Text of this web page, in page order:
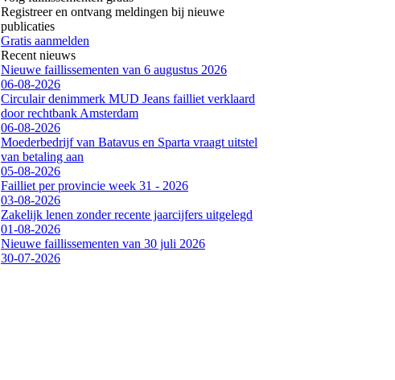
Registreer en ontvang meldingen bij nieuwe
publicaties
Gratis aanmelden
Recent nieuws
Nieuwe faillissementen van 6 augustus 2026
06-08-2026
Circulair denimmerk MUD Jeans failliet verklaard
door rechtbank Amsterdam
06-08-2026
Moederbedrijf van Batavus en Sparta vraagt uitstel
van betaling aan
05-08-2026
Failliet per provincie week 31 - 2026
03-08-2026
Zakelijk lenen zonder recente jaarcijfers uitgelegd
01-08-2026
Nieuwe faillissementen van 30 juli 2026
30-07-2026